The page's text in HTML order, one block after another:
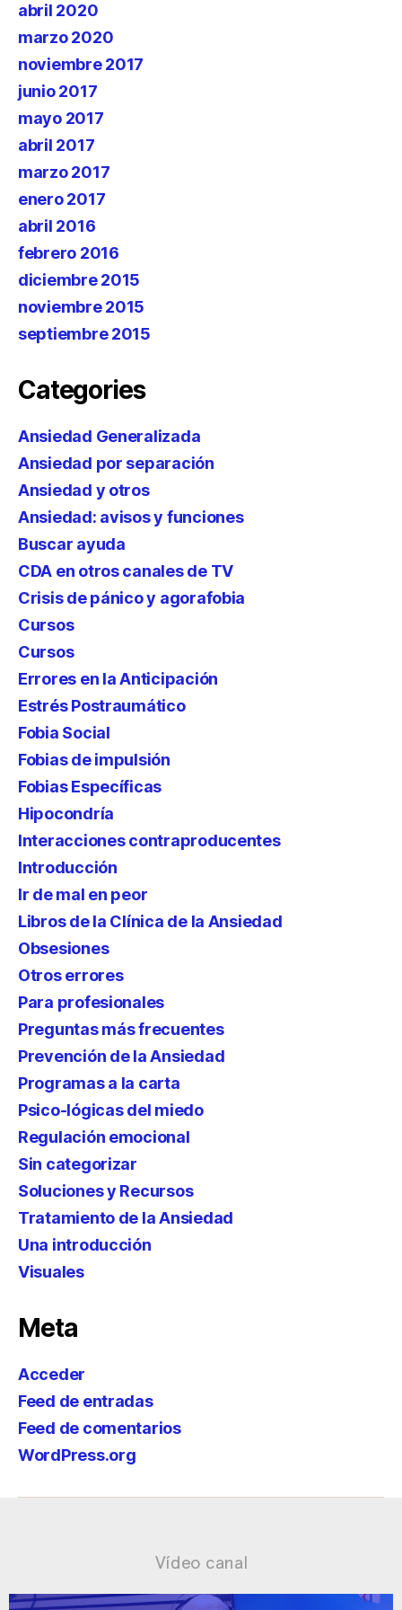
abril 2020
marzo 2020
noviembre 2017
junio 2017
mayo 2017
abril 2017
marzo 2017
enero 2017
abril 2016
febrero 2016
diciembre 2015
noviembre 2015
septiembre 2015
Categories
Ansiedad Generalizada
Ansiedad por separación
Ansiedad y otros
Ansiedad: avisos y funciones
Buscar ayuda
CDA en otros canales de TV
Crisis de pánico y agorafobia
Cursos
Cursos
Errores en la Anticipación
Estrés Postraumático
Fobia Social
Fobias de impulsión
Fobias Específicas
Hipocondría
Interacciones contraproducentes
Introducción
Ir de mal en peor
Libros de la Clínica de la Ansiedad
Obsesiones
Otros errores
Para profesionales
Preguntas más frecuentes
Prevención de la Ansiedad
Programas a la carta
Psico-lógicas del miedo
Regulación emocional
Sin categorizar
Soluciones y Recursos
Tratamiento de la Ansiedad
Una introducción
Visuales
Meta
Acceder
Feed de entradas
Feed de comentarios
WordPress.org
Vídeo canal